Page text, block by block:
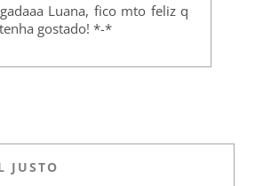
Luana, fico mto feliz q
gostado! *-*
JUSTO